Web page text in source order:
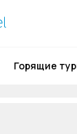
Горящие